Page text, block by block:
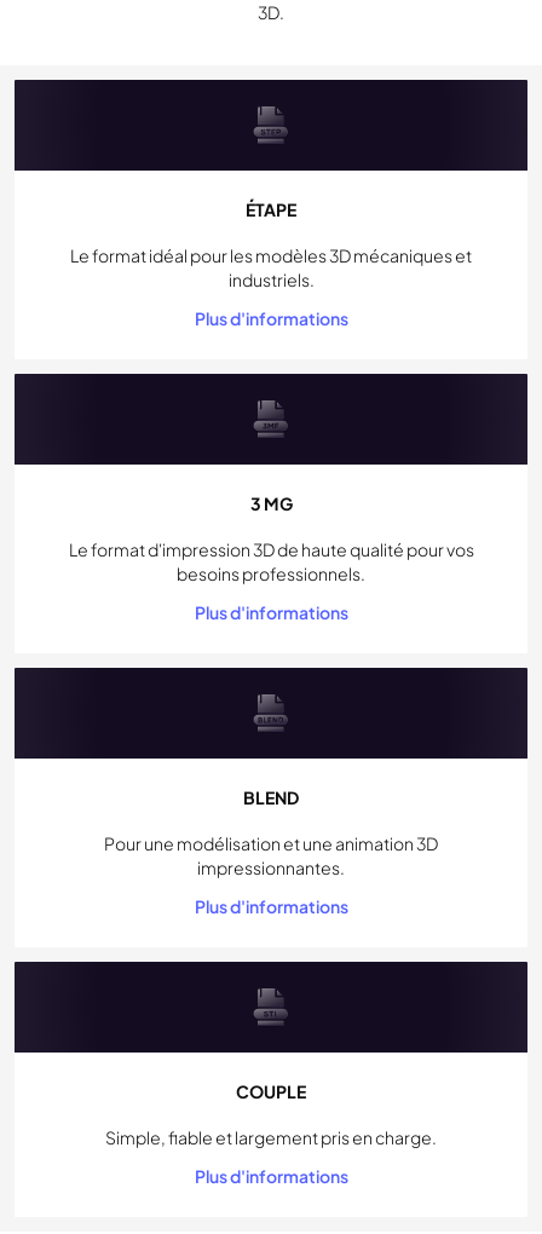
3D.
ÉTAPE
Le format idéal pour les modèles 3D mécaniques et
industriels.
Plus d'informations
3 MG
Le format d'impression 3D de haute qualité pour vos
besoins professionnels.
Plus d'informations
BLEND
Pour une modélisation et une animation 3D
impressionnantes.
Plus d'informations
COUPLE
Simple, fiable et largement pris en charge.
Plus d'informations